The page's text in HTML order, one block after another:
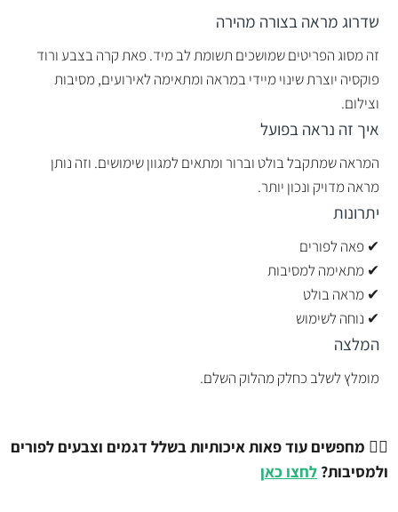
💇‍♂️ מחפשים עוד פאות איכותיות בשלל דגמים וצבעים לפורים
ולמסיבות? לחצו כאן
שדרוג מראה בצורה מהירה
זה מסוג הפריטים שמושכים תשומת לב מיד. פאת קרה בצבע ורוד
פוקסיה יוצרת שינוי מיידי במראה ומתאימה לאירועים, מסיבות
וצילום.
איך זה נראה בפועל
המראה שמתקבל בולט וברור ומתאים למגוון שימושים. וזה נותן
מראה מדויק ונכון יותר.
יתרונות
✔ פאה לפורים
✔ מתאימה למסיבות
✔ מראה בולט
✔ נוחה לשימוש
המלצה
מומלץ לשלב כחלק מהלוק השלם.